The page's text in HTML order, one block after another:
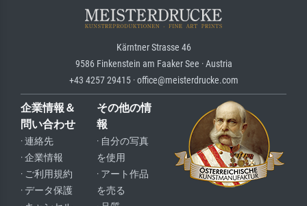
Kärntner Strasse 46
9586 Finkenstein am Faaker See · Austria
+43 4257 29415 · office@meisterdrucke.com
企業情報＆
問い合わせ
· 連絡先
· 企業情報
· ご利用規約
· データ保護
その他の情
報
· 自分の写真
を使用
· アート作品
を売る